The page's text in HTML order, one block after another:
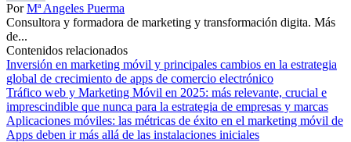
PorMª Angeles Puerma
Consultora y formadora de marketing y transformación digita. Más
de...
Contenidos relacionados
Inversión en marketing móvil y principales cambios en la estrategia
global de crecimiento de apps de comercio electrónico
Tráfico web y Marketing Móvil en 2025: más relevante, crucial e
imprescindible que nunca para la estrategia de empresas y marcas
Aplicaciones móviles: las métricas de éxito en el marketing móvil de
Apps deben ir más allá de las instalaciones iniciales